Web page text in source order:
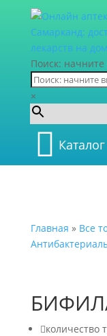
Поиск: начните
×
Каталог
Главная » Все
количество